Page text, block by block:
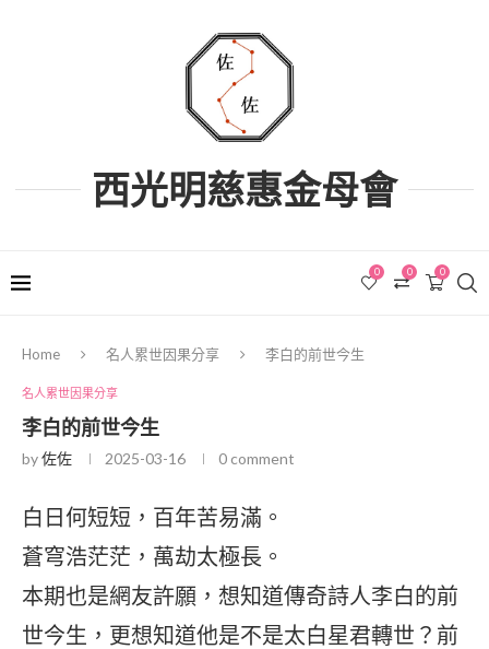
西光明慈惠金母會
0
0
0
Home 名人累世因果分享 李白的前世今生
名人累世因果分享
李白的前世今生
by佐佐 2025-03-16 0 comment
白日何短短，百年苦易滿。
蒼穹浩茫茫，萬劫太極長。
本期也是網友許願，想知道傳奇詩人李白的前
世今生，更想知道他是不是太白星君轉世？前